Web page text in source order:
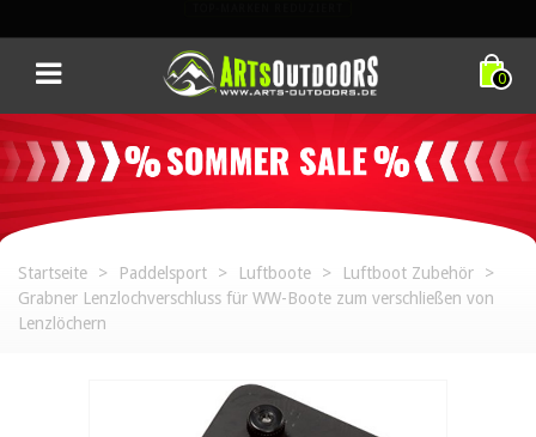
0
Startseite > Paddelsport > Luftboote > Luftboot Zubehör
>
Grabner Lenzlochverschluss für WW-Boote zum verschließen von
Lenzlöchern